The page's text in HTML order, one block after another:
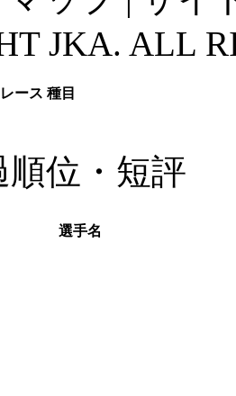
JKA. ALL
レース 種目
位・短評
選手名